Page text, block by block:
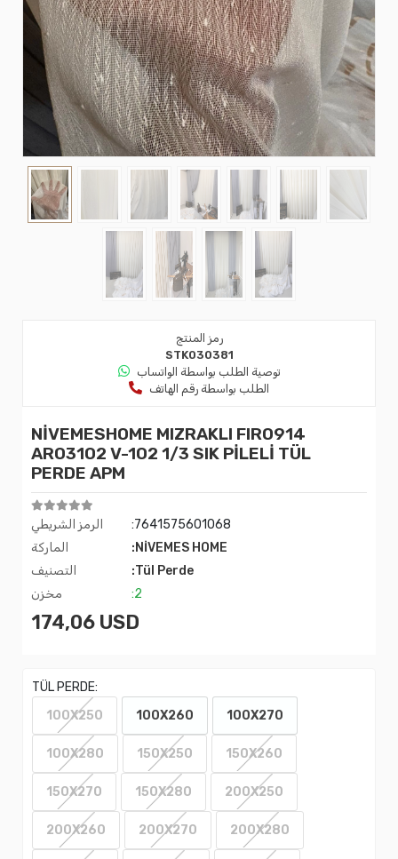
رمز المنتج
STK030381
توصية الطلب بواسطة الواتساب
الطلب بواسطة رقم الهاتف
NİVEMESHOME MIZRAKLI FIR0914
AR03102 V-102 1/3 SIK PİLELİ TÜL
PERDE APM
الرمز الشريطي
:7641575601068
الماركة
:NİVEMES HOME
التصنيف
:Tül Perde
مخزن
:2
174,06 USD
TÜL PERDE:
100X250
100X260 100X270
100X280 150X250 150X260
150X270 150X280 200X250
200X260 200X270 200X280